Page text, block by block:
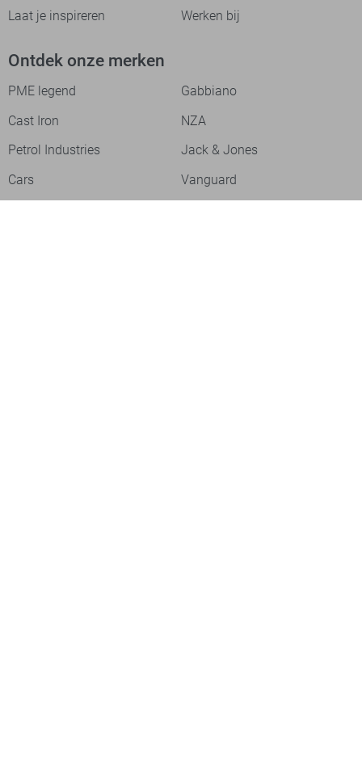
Laat je inspireren Werken bij
Ontdek onze merken
PME legend
Gabbiano
Cast Iron
NZA
Petrol Industries
Jack & Jones
Cars
Vanguard